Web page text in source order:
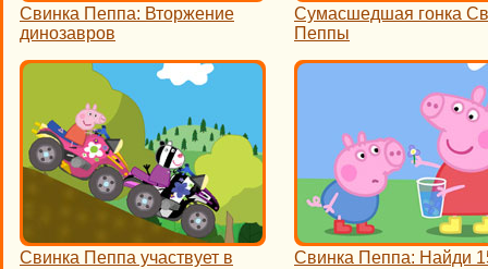
Свинка Пеппа: Вторжение
динозавров
Сумасшедшая гонка
Пеппы
Свинка Пеппа участвует в
Свинка Пеппа: Найди